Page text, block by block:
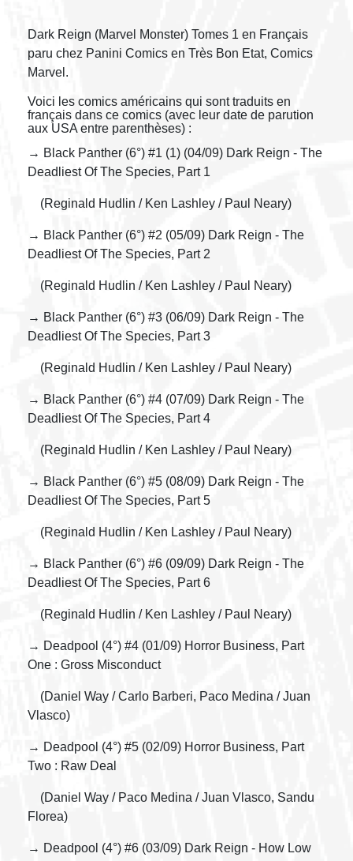
Dark Reign (Marvel Monster) Tomes 1 en Français
paru chez Panini Comics en Très Bon Etat, Comics
Marvel.
Voici les comics américains qui sont traduits en
français dans ce comics (avec leur date de parution
aux USA entre parenthèses) :
→ Black Panther (6°) #1 (1) (04/09) Dark Reign - The
Deadliest Of The Species, Part 1
(Reginald Hudlin / Ken Lashley / Paul Neary)
→ Black Panther (6°) #2 (05/09) Dark Reign - The
Deadliest Of The Species, Part 2
(Reginald Hudlin / Ken Lashley / Paul Neary)
→ Black Panther (6°) #3 (06/09) Dark Reign - The
Deadliest Of The Species, Part 3
(Reginald Hudlin / Ken Lashley / Paul Neary)
→ Black Panther (6°) #4 (07/09) Dark Reign - The
Deadliest Of The Species, Part 4
(Reginald Hudlin / Ken Lashley / Paul Neary)
→ Black Panther (6°) #5 (08/09) Dark Reign - The
Deadliest Of The Species, Part 5
(Reginald Hudlin / Ken Lashley / Paul Neary)
→ Black Panther (6°) #6 (09/09) Dark Reign - The
Deadliest Of The Species, Part 6
(Reginald Hudlin / Ken Lashley / Paul Neary)
→ Deadpool (4°) #4 (01/09) Horror Business, Part
One : Gross Misconduct
(Daniel Way / Carlo Barberi, Paco Medina / Juan
Vlasco)
→ Deadpool (4°) #5 (02/09) Horror Business, Part
Two : Raw Deal
(Daniel Way / Paco Medina / Juan Vlasco, Sandu
Florea)
→ Deadpool (4°) #6 (03/09) Dark Reign - How Low